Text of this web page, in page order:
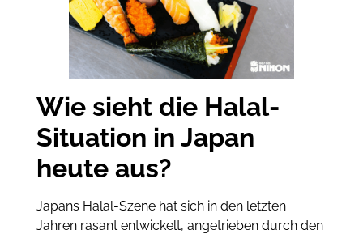
Wie sieht die Halal-
Situation in Japan
heute aus?
Japans Halal-Szene hat sich in den letzten
Jahren rasant entwickelt, angetrieben durch den